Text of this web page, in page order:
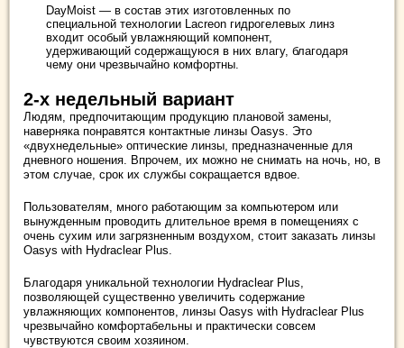
DayMoist — в состав этих изготовленных по
специальной технологии Lacreon гидрогелевых линз
входит особый увлажняющий компонент,
удерживающий содержащуюся в них влагу, благодаря
чему они чрезвычайно комфортны.
2-х недельный вариант
Людям, предпочитающим продукцию плановой замены,
наверняка понравятся контактные линзы Oasys. Это
«двухнедельные» оптические линзы, предназначенные для
дневного ношения. Впрочем, их можно не снимать на ночь, но, в
этом случае, срок их службы сокращается вдвое.
Пользователям, много работающим за компьютером или
вынужденным проводить длительное время в помещениях с
очень сухим или загрязненным воздухом, стоит заказать линзы
Oasys with Hydraclear Plus.
Благодаря уникальной технологии Hydraclear Plus,
позволяющей существенно увеличить содержание
увлажняющих компонентов, линзы Oasys with Hydraclear Plus
чрезвычайно комфортабельны и практически совсем
чувствуются своим хозяином.